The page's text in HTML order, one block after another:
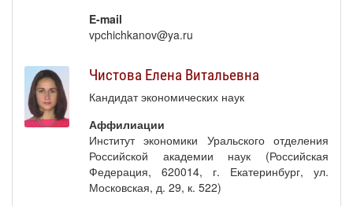
E-mail
vpchichkanov@ya.ru
Чистова Елена Витальевна
Кандидат экономических наук
Аффилиации
Институт экономики Уральского отделения
Российской академии наук (Российская
Федерация, 620014, г. Екатеринбург, ул.
Московская, д. 29, к. 522)